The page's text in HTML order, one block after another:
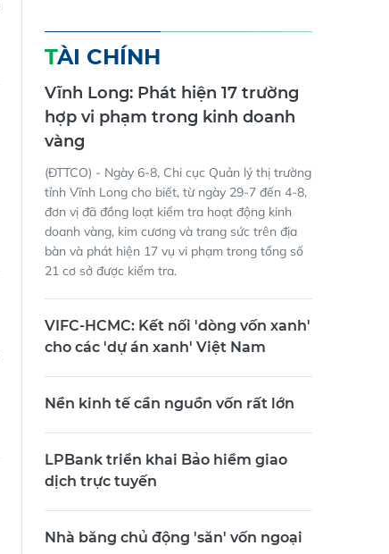
TÀI CHÍNH
Vĩnh Long: Phát hiện 17 trường
hợp vi phạm trong kinh doanh
vàng
(ĐTTCO) - Ngày 6-8, Chi cục Quản lý thị trường
tỉnh Vĩnh Long cho biết, từ ngày 29-7 đến 4-8,
đơn vị đã đồng loạt kiểm tra hoạt động kinh
doanh vàng, kim cương và trang sức trên địa
bàn và phát hiện 17 vụ vi phạm trong tổng số
21 cơ sở được kiểm tra.
VIFC-HCMC: Kết nối 'dòng vốn xanh'
cho các 'dự án xanh' Việt Nam
Nền kinh tế cần nguồn vốn rất lớn
LPBank triển khai Bảo hiểm giao
dịch trực tuyến
Nhà băng chủ động 'săn' vốn ngoại